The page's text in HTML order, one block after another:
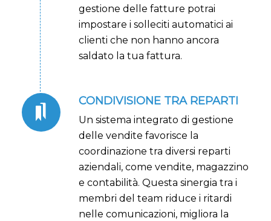
gestione delle fatture potrai
impostare i solleciti automatici ai
clienti che non hanno ancora
saldato la tua fattura.
CONDIVISIONE TRA REPARTI
Un sistema integrato di gestione
delle vendite favorisce la
coordinazione tra diversi reparti
aziendali, come vendite, magazzino
e contabilità. Questa sinergia tra i
membri del team riduce i ritardi
nelle comunicazioni, migliora la